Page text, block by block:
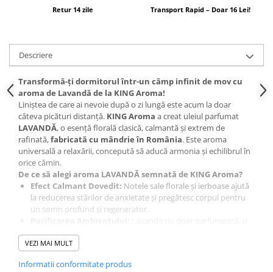
Profesional
Difuzoare de arome Profesionale
Rezerve pentru difuzoare de arome
HoReCa
Producție și Creație Lumânări
Ceruri și materii prime pentru
lumânări
Parfumuri pentru Lumânări,
Sapunuri & Aromaterapie
Materii Prime & Substanțe (Hobby
& Tech)
Ambalaje și Recipiente
Flacoane & Recipiente
Cutii carton și soluții de expediere
Soluții Retail, B2B & Display
Retur 14 zile Transport Rapid – Doar 16 Lei!
Descriere
Transformă-ți dormitorul într-un câmp infinit de mov cu
aroma de Lavandă de la KING Aroma!
Liniștea de care ai nevoie după o zi lungă este acum la doar
câteva picături distanță. KING Aroma a creat uleiul parfumat
LAVANDĂ, o esență florală clasică, calmantă și extrem de
rafinată,fabricată cu mândrie în România. Este aroma
universală a relaxării, concepută să aducă armonia și echilibrul în
orice cămin.
De ce să alegi aroma LAVANDĂ semnată de KING Aroma?
Efect Calmant Dovedit: Notele sale florale și ierboase ajută
la reducerea stărilor de anxietate și pregătesc corpul pentru
un somn profund și regenerator.
oferă o senzație de aer proaspăt și „curat”, fiind ideală pentru
împrospătarea lenjeriei sau a garderobei.
SRL, acest ulei se remarcă prin puritatea compoziției și o
VEZI MAI MULT
Informatii conformitate produs